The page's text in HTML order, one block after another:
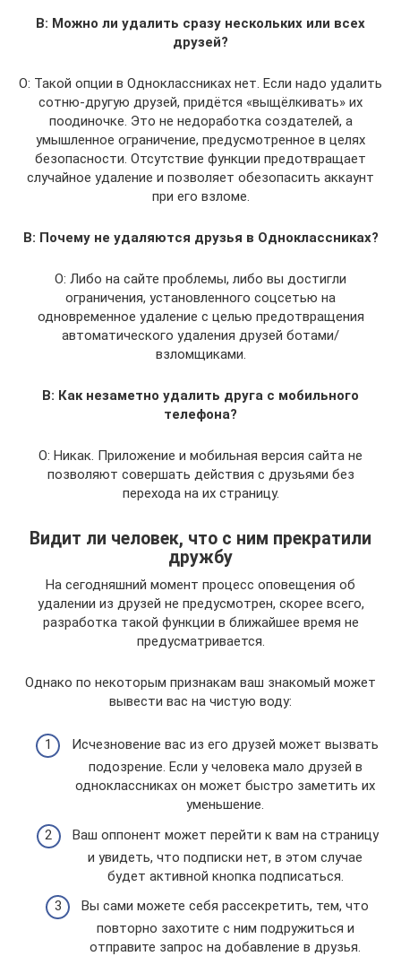
В: Можно ли удалить сразу нескольких или всех
друзей?
О: Такой опции в Одноклассниках нет. Если надо удалить
сотню-другую друзей, придётся «выщёлкивать» их
поодиночке. Это не недоработка создателей, а
умышленное ограничение, предусмотренное в целях
безопасности. Отсутствие функции предотвращает
случайное удаление и позволяет обезопасить аккаунт
при его взломе.
В: Почему не удаляются друзья в Одноклассниках?
О: Либо на сайте проблемы, либо вы достигли
ограничения, установленного соцсетью на
одновременное удаление с целью предотвращения
автоматического удаления друзей ботами/
взломщиками.
В: Как незаметно удалить друга с мобильного
телефона?
О: Никак. Приложение и мобильная версия сайта не
позволяют совершать действия с друзьями без
перехода на их страницу.
Видит ли человек, что с ним прекратили
дружбу
На сегодняшний момент процесс оповещения об
удалении из друзей не предусмотрен, скорее всего,
разработка такой функции в ближайшее время не
предусматривается.
Однако по некоторым признакам ваш знакомый может
вывести вас на чистую воду:
Исчезновение вас из его друзей может вызвать
подозрение. Если у человека мало друзей в
одноклассниках он может быстро заметить их
уменьшение.
Ваш оппонент может перейти к вам на страницу
и увидеть, что подписки нет, в этом случае
будет активной кнопка подписаться.
Вы сами можете себя рассекретить, тем, что
повторно захотите с ним подружиться и
отправите запрос на добавление в друзья.